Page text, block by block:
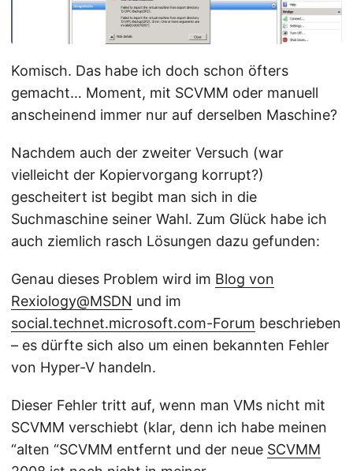
Komisch. Das habe ich doch schon öfters
gemacht… Moment, mit SCVMM oder manuell
anscheinend immer nur auf derselben Maschine?
Nachdem auch der zweiter Versuch (war
vielleicht der Kopiervorgang korrupt?)
gescheitert ist begibt man sich in die
Suchmaschine seiner Wahl. Zum Glück habe ich
auch ziemlich rasch Lösungen dazu gefunden:
Genau dieses Problem wird im Blog von
Rexiology@MSDN und im
social.technet.microsoft.com-Forum beschrieben
– es dürfte sich also um einen bekannten Fehler
von Hyper-V handeln.
Dieser Fehler tritt auf, wenn man VMs nicht mit
SCVMM verschiebt (klar, denn ich habe meinen
“alten “SCVMM entfernt und der neue SCVMM